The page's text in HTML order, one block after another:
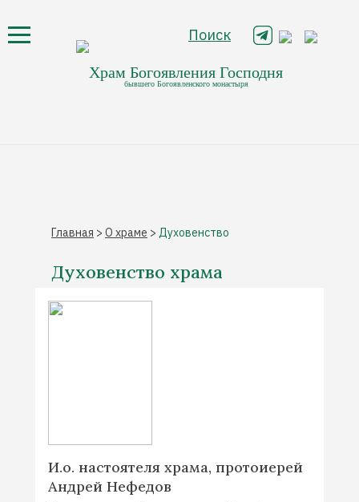
Храм Богоявления Господня
бывшего Богоявленского монастыря
Поиск
Главная > О храме > Духовенство
Духовенство храма
И.о. настоятеля храма, протоиерей
Андрей Нефедов